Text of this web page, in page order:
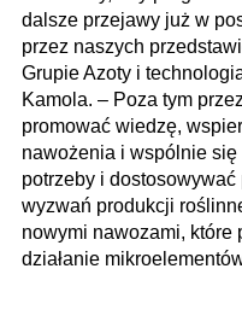
dalsze przejawy już w
przez naszych
Grupie Azoty i
Kamola. – Poza tym
promować wiedzę,
nawożenia i wspólnie
potrzeby i
wyzwań produkcji
nowymi nawozami, które
działanie